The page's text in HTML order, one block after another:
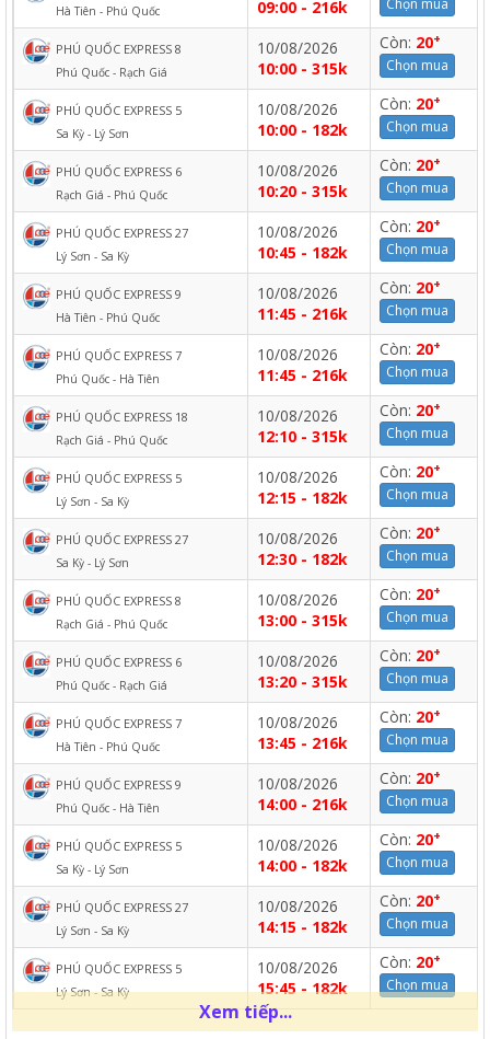
Hà Tiên - Phú Quốc 09:00 - 216k Chọn mua
PHÚ QUỐC EXPRESS 8
Phú Quốc - Rạch Giá
10/08/2026
10:00 - 315k
Còn: 20+
Chọn mua
PHÚ QUỐC EXPRESS 5
Sa Kỳ - Lý Sơn
10/08/2026
10:00 - 182k
Còn: 20+
Chọn mua
PHÚ QUỐC EXPRESS 6
Rạch Giá - Phú Quốc
10/08/2026
10:20 - 315k
Còn: 20+
Chọn mua
PHÚ QUỐC EXPRESS 27
Lý Sơn - Sa Kỳ
10/08/2026
10:45 - 182k
Còn: 20+
Chọn mua
PHÚ QUỐC EXPRESS 9
Hà Tiên - Phú Quốc
10/08/2026
11:45 - 216k
Còn: 20+
Chọn mua
PHÚ QUỐC EXPRESS 7
Phú Quốc - Hà Tiên
10/08/2026
11:45 - 216k
Còn: 20+
Chọn mua
PHÚ QUỐC EXPRESS 18
Rạch Giá - Phú Quốc
10/08/2026
12:10 - 315k
Còn: 20+
Chọn mua
PHÚ QUỐC EXPRESS 5
Lý Sơn - Sa Kỳ
10/08/2026
12:15 - 182k
Còn: 20+
Chọn mua
PHÚ QUỐC EXPRESS 27
Sa Kỳ - Lý Sơn
10/08/2026
12:30 - 182k
Còn: 20+
Chọn mua
PHÚ QUỐC EXPRESS 8
Rạch Giá - Phú Quốc
10/08/2026
13:00 - 315k
Còn: 20+
Chọn mua
PHÚ QUỐC EXPRESS 6
Phú Quốc - Rạch Giá
10/08/2026
13:20 - 315k
Còn: 20+
Chọn mua
PHÚ QUỐC EXPRESS 7
Hà Tiên - Phú Quốc
10/08/2026
13:45 - 216k
Còn: 20+
Chọn mua
PHÚ QUỐC EXPRESS 9
Phú Quốc - Hà Tiên
10/08/2026
14:00 - 216k
Còn: 20+
Chọn mua
PHÚ QUỐC EXPRESS 5
Sa Kỳ - Lý Sơn
10/08/2026
14:00 - 182k
Còn: 20+
Chọn mua
PHÚ QUỐC EXPRESS 27
Lý Sơn - Sa Kỳ
10/08/2026
14:15 - 182k
Còn: 20+
Chọn mua
PHÚ QUỐC EXPRESS 5
Lý Sơn - Sa Kỳ
10/08/2026
15:45 - 182k
Còn: 20+
Chọn mua
Xem tiếp...